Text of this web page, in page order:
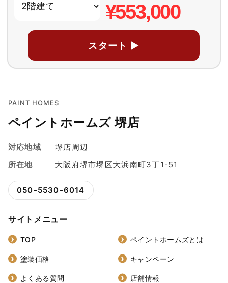
¥553,000
スタート ▶
PAINT HOMES
ペイントホームズ 堺店
対応地域
堺店周辺
所在地
大阪府堺市堺区大浜南町3丁1-51
050-5530-6014
サイトメニュー
TOP ペイントホームズとは
塗装価格 キャンペーン
よくある質問 店舗情報